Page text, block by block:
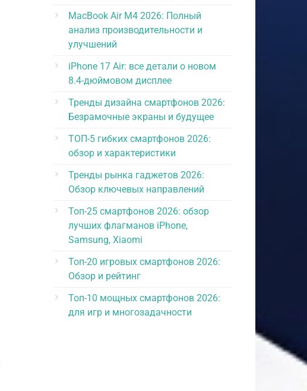
MacBook Air M4 2026: Полный
анализ производительности и
улучшений
iPhone 17 Air: все детали о новом
8.4-дюймовом дисплее
Тренды дизайна смартфонов 2026:
Безрамочные экраны и будущее
ТОП-5 гибких смартфонов 2026:
обзор и характеристики
Тренды рынка гаджетов 2026:
Обзор ключевых направлений
Топ-25 смартфонов 2026: обзор
лучших флагманов iPhone,
Samsung, Xiaomi
Топ-20 игровых смартфонов 2026:
Обзор и рейтинг
Топ-10 мощных смартфонов 2026:
для игр и многозадачности